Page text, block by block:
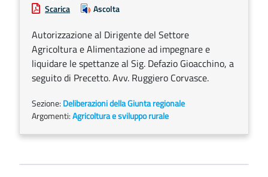
Scarica Ascolta
Autorizzazione al Dirigente del Settore
Agricoltura e Alimentazione ad impegnare e
liquidare le spettanze al Sig. Defazio Gioacchino, a
seguito di Precetto. Avv. Ruggiero Corvasce.
Sezione: Deliberazioni della Giunta regionale
Argomenti:Agricoltura e sviluppo rurale